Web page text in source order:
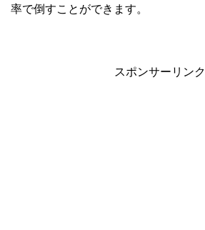
率で倒すことができます。
スポンサーリンク